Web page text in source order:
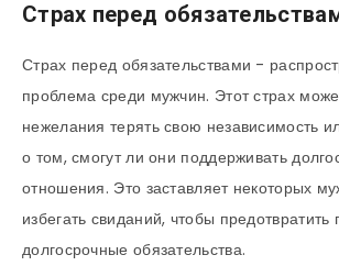
Страх перед
Страх перед обязательствами -
проблема среди мужчин. Этот страх
нежелания терять свою независимость
о том, смогут ли они поддерживать
отношения. Это заставляет некоторых
избегать свиданий, чтобы
долгосрочные обязательства.